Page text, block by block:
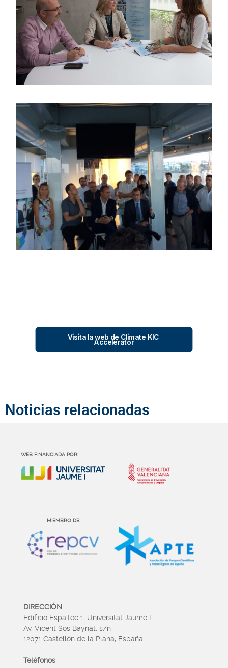
Visita la web de Climate KIC
Accelerator
Noticias relacionadas
WEB FINANCIADA POR:
MIEMBRO DE:
DIRECCIÓN
Edificio Espaitec 1, Universitat Jaume I
Av. Vicent Sos Baynat, s/n
12071 Castellón de la Plana, España
Teléfonos